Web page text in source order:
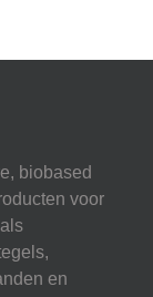
biobased
voor
en